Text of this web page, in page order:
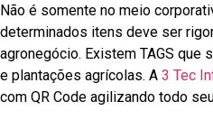
Não é somente no meio
determinados itens deve ser
agronegócio. Existem TAGS que
e plantações agrícolas. A 3 Tec
com QR Code agilizando todo